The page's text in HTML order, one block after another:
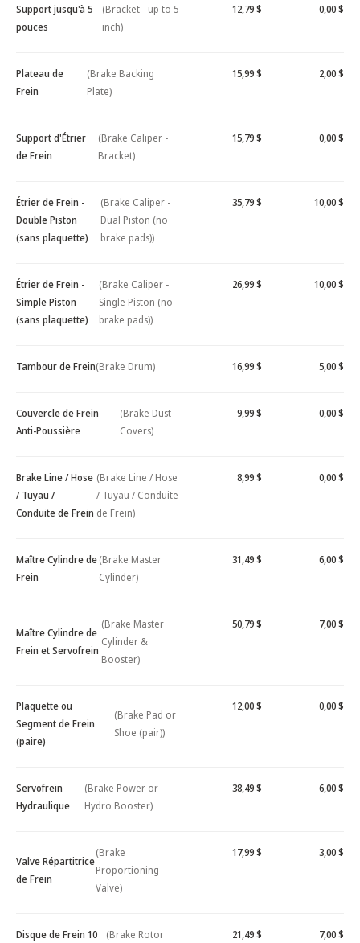
Support jusqu'à 5
pouces
(Bracket - up to 5
inch)
12,79 $ 0,00 $
Plateau de
Frein
(Brake Backing
Plate)
15,99 $ 2,00 $
Support d'Étrier
de Frein
(Brake Caliper -
Bracket)
15,79 $ 0,00 $
Étrier de Frein -
Double Piston
(sans plaquette)
(Brake Caliper -
Dual Piston (no
brake pads))
35,79 $ 10,00 $
Étrier de Frein -
Simple Piston
(sans plaquette)
(Brake Caliper -
Single Piston (no
brake pads))
26,99 $ 10,00 $
Tambour de Frein(Brake Drum) 16,99 $ 5,00 $
Couvercle de Frein
Anti-Poussière
(Brake Dust
Covers)
9,99 $ 0,00 $
Brake Line / Hose
/ Tuyau /
Conduite de Frein
(Brake Line / Hose
/ Tuyau / Conduite
de Frein)
8,99 $ 0,00 $
Maître Cylindre de
Frein
(Brake Master
Cylinder)
31,49 $ 6,00 $
Maître Cylindre de
Frein et Servofrein
(Brake Master
Cylinder &
Booster)
50,79 $ 7,00 $
Plaquette ou
Segment de Frein
(paire)
(Brake Pad or
Shoe (pair))
12,00 $ 0,00 $
Servofrein
Hydraulique
(Brake Power or
Hydro Booster)
38,49 $ 6,00 $
Valve Répartitrice
de Frein
(Brake
Proportioning
Valve)
17,99 $ 3,00 $
Disque de Frein 10
(Brake Rotor
21,49 $ 7,00 $